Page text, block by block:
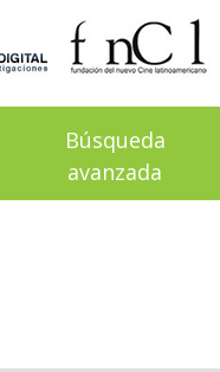
Búsqueda
avanzada